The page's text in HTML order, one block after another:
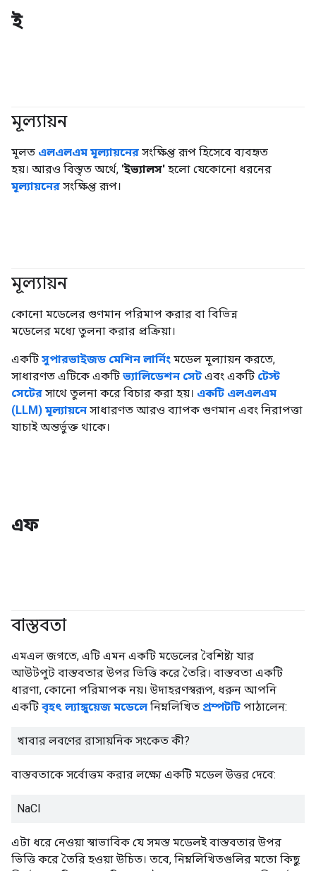
ই
মূল্যায়ন
মূলত এলএলএম মূল্যায়নের সংক্ষিপ্ত রূপ হিসেবে ব্যবহৃত
হয়। আরও বিস্তৃত অর্থে, 'ইভ্যালস' হলো যেকোনো ধরনের
মূল্যায়নের সংক্ষিপ্ত রূপ।
মূল্যায়ন
কোনো মডেলের গুণমান পরিমাপ করার বা বিভিন্ন
মডেলের মধ্যে তুলনা করার প্রক্রিয়া।
একটি সুপারভাইজড মেশিন লার্নিং মডেল মূল্যায়ন করতে,
সাধারণত এটিকে একটি ভ্যালিডেশন সেটএবং একটি টেস্ট
সেটের সাথে তুলনা করে বিচার করা হয়। একটি এলএলএম
(LLM) মূল্যায়নে সাধারণত আরও ব্যাপক গুণমান এবং নিরাপত্তা
যাচাই অন্তর্ভুক্ত থাকে।
এফ
বাস্তবতা
এমএল জগতে, এটি এমন একটি মডেলের বৈশিষ্ট্য যার
আউটপুট বাস্তবতার উপর ভিত্তি করে তৈরি। বাস্তবতা একটি
ধারণা, কোনো পরিমাপক নয়। উদাহরণস্বরূপ, ধরুন আপনি
একটি বৃহৎ ল্যাঙ্গুয়েজ মডেলে নিম্নলিখিত প্রম্পটটি পাঠালেন:
খাবার লবণের রাসায়নিক সংকেত কী?
বাস্তবতাকে সর্বোত্তম করার লক্ষ্যে একটি মডেল উত্তর দেবে:
NaCl
এটা ধরে নেওয়া স্বাভাবিক যে সমস্ত মডেলই বাস্তবতার উপর
ভিত্তি করে তৈরি হওয়া উচিত। তবে, নিম্নলিখিতগুলির মতো কিছু